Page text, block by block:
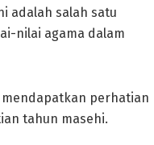
adalah salah satu
nilai agama dalam
mendapatkan perhatian
tahun masehi.